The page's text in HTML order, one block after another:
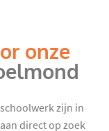
onze
zijn in
direct op zoek